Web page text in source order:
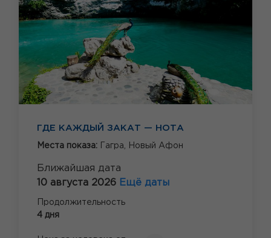
ГДЕ КАЖДЫЙ ЗАКАТ — НОТА
Места показа: Гагра, Новый Афон
Ближайшая дата
10 августа 2026 Ещё даты
Продолжительность
4 дня